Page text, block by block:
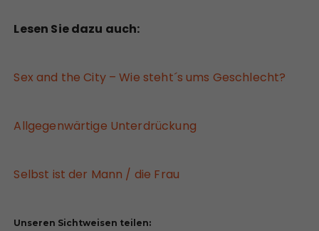
Lesen Sie dazu auch:
Sex and the City – Wie steht´s ums Geschlecht?
Allgegenwärtige Unterdrückung
Selbst ist der Mann / die Frau
Unseren Sichtweisen teilen: